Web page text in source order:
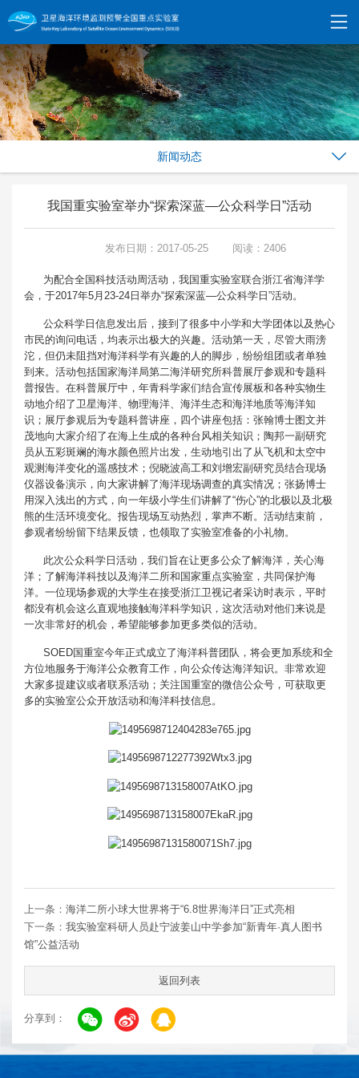
新闻动态
我国重实验室举办“探索深蓝—公众科学日”活动
发布日期：2017-05-25 阅读：2406
为配合全国科技活动周活动，我国重实验室联合浙江省海洋学
会，于2017年5月23-24日举办“探索深蓝—公众科学日”活动。
公众科学日信息发出后，接到了很多中小学和大学团体以及热心
市民的询问电话，均表示出极大的兴趣。活动第一天，尽管大雨滂
沱，但仍未阻挡对海洋科学有兴趣的人的脚步，纷纷组团或者单独
到来。活动包括国家海洋局第二海洋研究所科普展厅参观和专题科
普报告。在科普展厅中，年青科学家们结合宣传展板和各种实物生
动地介绍了卫星海洋、物理海洋、海洋生态和海洋地质等海洋知
识；展厅参观后为专题科普讲座，四个讲座包括：张翰博士图文并
茂地向大家介绍了在海上生成的各种台风相关知识；陶邦一副研究
员从五彩斑斓的海水颜色照片出发，生动地引出了从飞机和太空中
观测海洋变化的遥感技术；倪晓波高工和刘增宏副研究员结合现场
仪器设备演示，向大家讲解了海洋现场调查的真实情况；张扬博士
用深入浅出的方式，向一年级小学生们讲解了“伤心”的北极以及北极
熊的生活环境变化。报告现场互动热烈，掌声不断。活动结束前，
参观者纷纷留下结果反馈，也领取了实验室准备的小礼物。
此次公众科学日活动，我们旨在让更多公众了解海洋，关心海
洋；了解海洋科技以及海洋二所和国家重点实验室，共同保护海
洋。一位现场参观的大学生在接受浙江卫视记者采访时表示，平时
都没有机会这么直观地接触海洋科学知识，这次活动对他们来说是
一次非常好的机会，希望能够参加更多类似的活动。
SOED国重室今年正式成立了海洋科普团队，将会更加系统和全
方位地服务于海洋公众教育工作，向公众传达海洋知识。非常欢迎
大家多提建议或者联系活动；关注国重室的微信公众号，可获取更
多的实验室公众开放活动和海洋科技信息。
上一条： 海洋二所小球大世界将于“6.8世界海洋日”正式亮相
下一条： 我实验室科研人员赴宁波姜山中学参加“新青年·真人图书
馆”公益活动
返回列表
分享到：